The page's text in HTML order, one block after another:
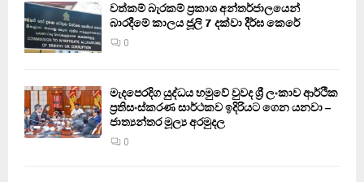
වත්කම් බැරකම් ප්‍රකාශ අන්තර්ජාලයෙන්
බාරදීමේ කාලය ජූලි 7 දක්වා දීර්ඝ කෙරේ
0
මැදපෙරදිග යුද්ධය හමුවේ වුවද ශ්‍රී ලංකාව ආර්ථික
ප්‍රතිසංස්කරණ සාර්ථකව ඉදිරියට ගෙන යනවා –
ජාත්‍යන්තර මූල්‍ය අරමුදල
0